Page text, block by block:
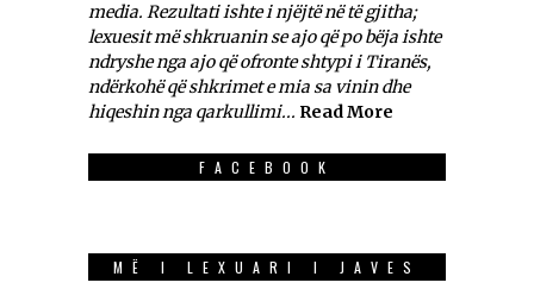
media. Rezultati ishte i njëjtë në të gjitha;
lexuesit më shkruanin se ajo që po bëja ishte
ndryshe nga ajo që ofronte shtypi i Tiranës,
ndërkohë që shkrimet e mia sa vinin dhe
hiqeshin nga qarkullimi... Read More
FACEBOOK
MË I LEXUARI I JAVES